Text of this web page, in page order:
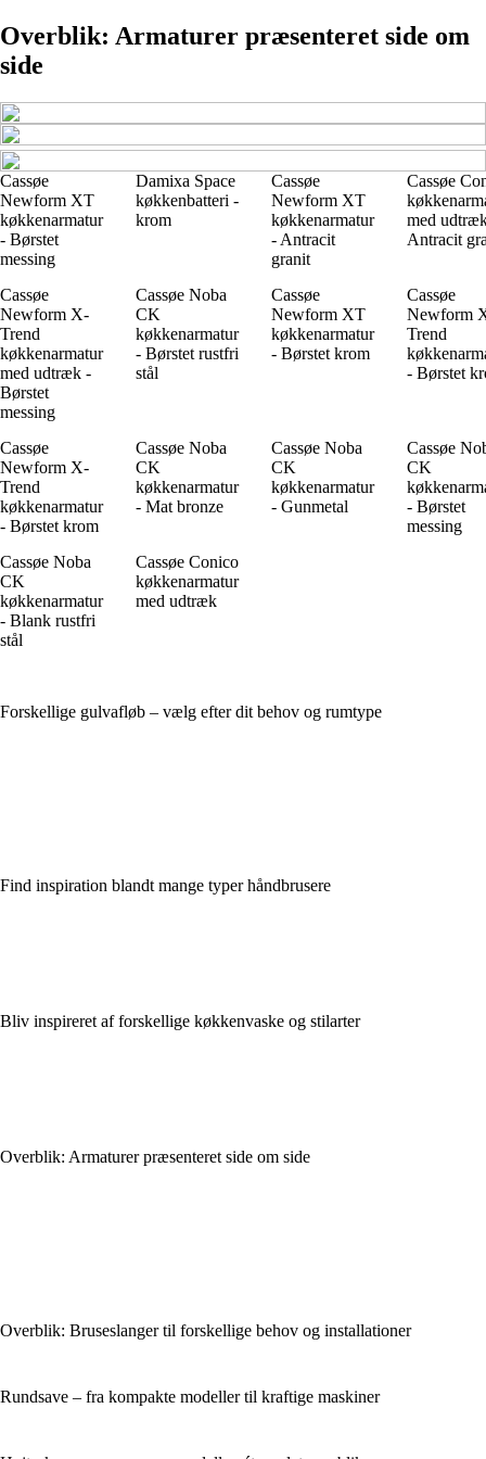
Overblik: Armaturer præsenteret side om
side
Cassøe
Newform XT
køkkenarmatur
- Børstet
messing
Damixa Space
køkkenbatteri -
krom
Cassøe
Newform XT
køkkenarmatur
- Antracit
granit
Cassøe
med
Antracit
Cassøe
Newform X-
Trend
køkkenarmatur
med udtræk -
Børstet
messing
Cassøe Noba
CK
køkkenarmatur
- Børstet rustfri
stål
Cassøe
Newform XT
køkkenarmatur
- Børstet krom
Cassøe
Newform
Trend
- Børstet
Cassøe
Newform X-
Trend
køkkenarmatur
- Børstet krom
Cassøe Noba
CK
køkkenarmatur
- Mat bronze
Cassøe Noba
CK
køkkenarmatur
- Gunmetal
Cassøe
CK
- Børstet
messing
Cassøe Noba
CK
køkkenarmatur
- Blank rustfri
stål
Cassøe Conico
køkkenarmatur
med udtræk
Forskellige gulvafløb – vælg efter dit behov og rumtype
Find inspiration blandt mange typer håndbrusere
Bliv inspireret af forskellige køkkenvaske og stilarter
Overblik: Armaturer præsenteret side om side
Overblik: Bruseslanger til forskellige behov og installationer
Rundsave – fra kompakte modeller til kraftige maskiner